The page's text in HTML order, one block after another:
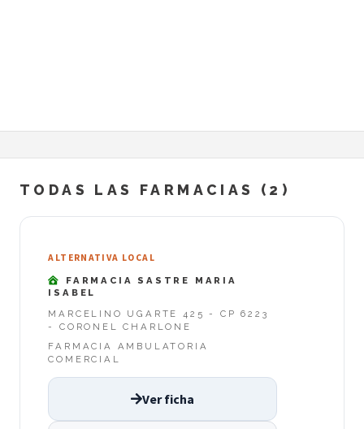
TODAS LAS FARMACIAS (2)
ALTERNATIVA LOCAL
FARMACIA SASTRE MARIA
ISABEL
MARCELINO UGARTE 425 - CP 6223
- CORONEL CHARLONE
FARMACIA AMBULATORIA
COMERCIAL
Ver ficha